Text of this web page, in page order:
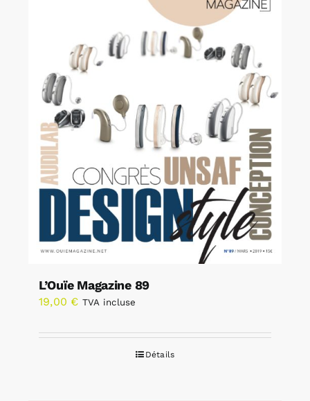
L’Ouïe Magazine 89
19,00 € TVA incluse
Détails